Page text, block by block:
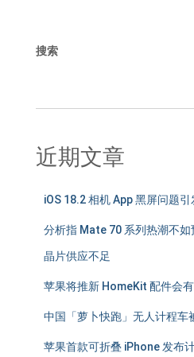
搜索
近期文章
iOS 18.2 相机 App 黑屏问题
分析指 Mate 70 系列热潮不
晶片供应不足
苹果将推新 HomeKit 配件会
中国「萝卜快跑」无人计程车
苹果首款可折叠 iPhone 发布